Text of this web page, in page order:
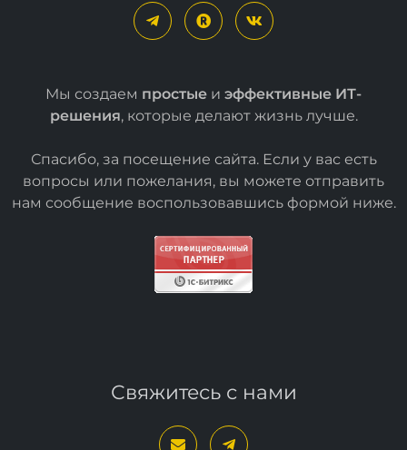
Мы создаемпростыеиэффективные ИТ-
Спасибо, за посещение сайта. Если у вас есть
вопросы или пожелания, вы можете отправить
нам сообщение воспользовавшись формой
Свяжитесь с нами